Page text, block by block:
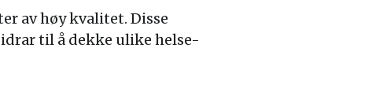
av høy kvalitet. Disse
til å dekke ulike helse-